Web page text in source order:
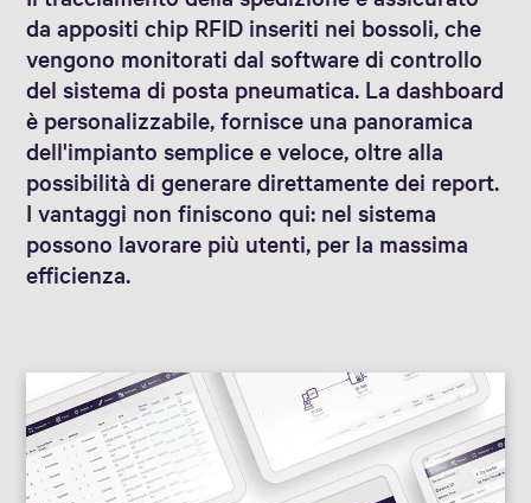
da appositi chip RFID inseriti nei bossoli, che
vengono monitorati dal software di controllo
del sistema di posta pneumatica. La dashboard
è personalizzabile, fornisce una panoramica
dell'impianto semplice e veloce, oltre alla
possibilità di generare direttamente dei report.
I vantaggi non finiscono qui: nel sistema
possono lavorare più utenti, per la massima
efficienza.